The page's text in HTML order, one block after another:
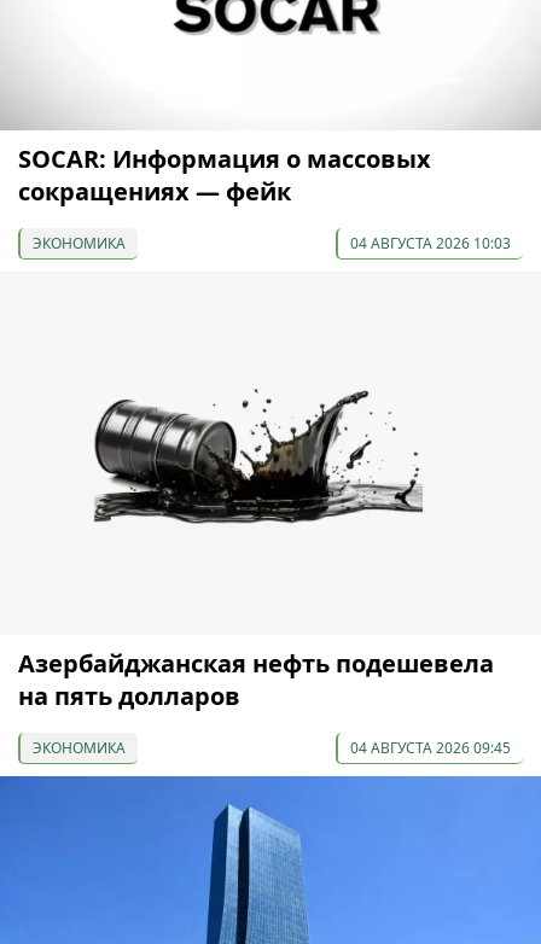
SOCAR: Информация о массовых
сокращениях — фейк
ЭКОНОМИКА 04 АВГУСТА 2026 10:03
Азербайджанская нефть подешевела
на пять долларов
ЭКОНОМИКА 04 АВГУСТА 2026 09:45